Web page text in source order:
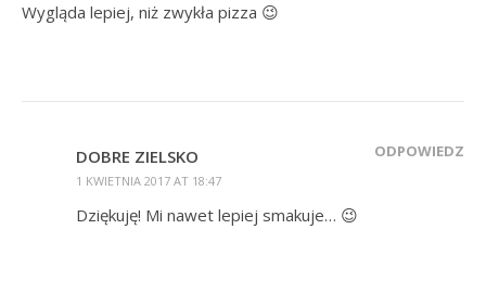
Wygląda lepiej, niż zwykła pizza 😉
DOBRE ZIELSKO
1 KWIETNIA 2017 AT 18:47
ODPOWIEDZ
Dziękuję! Mi nawet lepiej smakuje… 😉